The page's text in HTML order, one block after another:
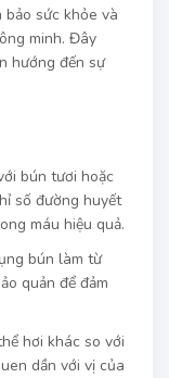
sức khỏe và
minh. Đây
hướng đến sự
bún tươi hoặc
số đường huyết
máu hiệu quả.
bún làm từ
quản để đảm
hơi khác so với
dần với vị của